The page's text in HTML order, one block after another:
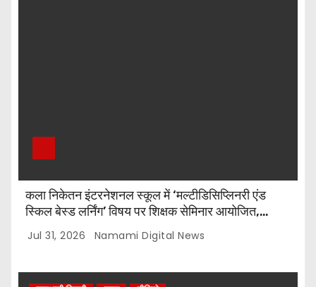
कला निकेतन इंटरनेशनल स्कूल में ‘मल्टीडिसिप्लिनरी एंड
स्किल बेस्ड लर्निंग’ विषय पर शिक्षक सेमिनार आयोजित,
टॉप-5 विजेताओं को किया गया सम्मानित
Jul 31, 2026 Namami Digital News